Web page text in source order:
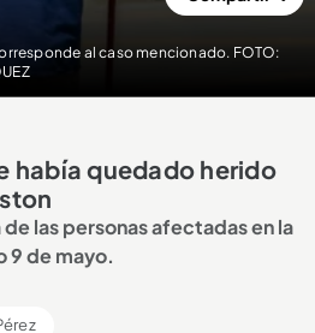
al caso mencionado. FOTO:
había quedado herido
las personas afectadas en la
9 de mayo.